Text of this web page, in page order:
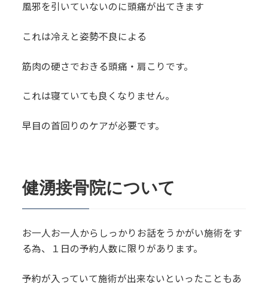
風邪を引いていないのに頭痛が出てきます
これは冷えと姿勢不良による
筋肉の硬さでおきる頭痛・肩こりです。
これは寝ていても良くなりません。
早目の首回りのケアが必要です。
健湧接骨院について
お一人お一人からしっかりお話をうかがい施術をす
る為、１日の予約人数に限りがあります。
予約が入っていて施術が出来ないといったこともあ